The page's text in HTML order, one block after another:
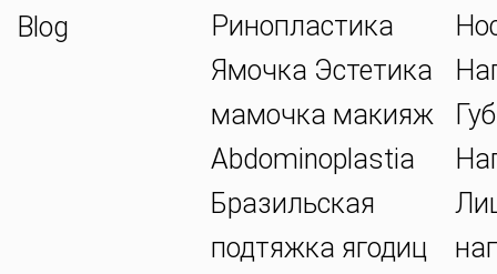
Blog
Ринопластика
Ямочка Эстетика
мамочка макияж
Abdominoplastia
Бразильская
подтяжка ягодиц
Губ